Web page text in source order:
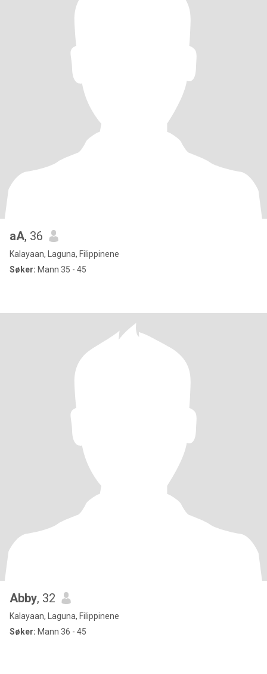
aA, 36
Kalayaan, Laguna, Filippinene
Søker: Mann 35 - 45
Abby, 32
Kalayaan, Laguna, Filippinene
Søker: Mann 36 - 45